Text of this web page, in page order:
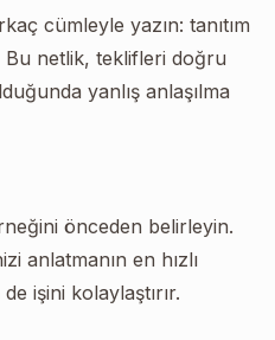
cümleyle yazın: tanıtım
Bu netlik, teklifleri doğru
yanlış anlaşılma
önceden belirleyin.
anlatmanın en hızlı
işini kolaylaştırır.